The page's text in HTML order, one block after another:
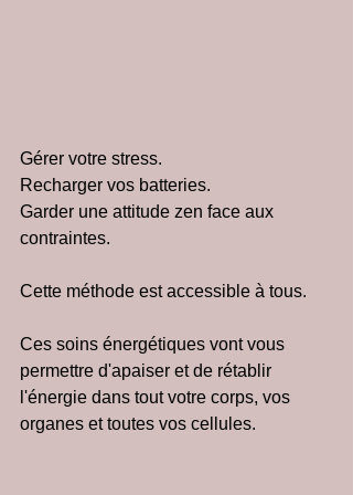
Gérer votre stress.
Recharger vos batteries.
Garder une attitude zen face aux
contraintes.
Cette méthode est accessible à tous.
Ces soins énergétiques vont vous
permettre d'apaiser et de rétablir
l'énergie dans tout votre corps, vos
organes et toutes vos cellules.